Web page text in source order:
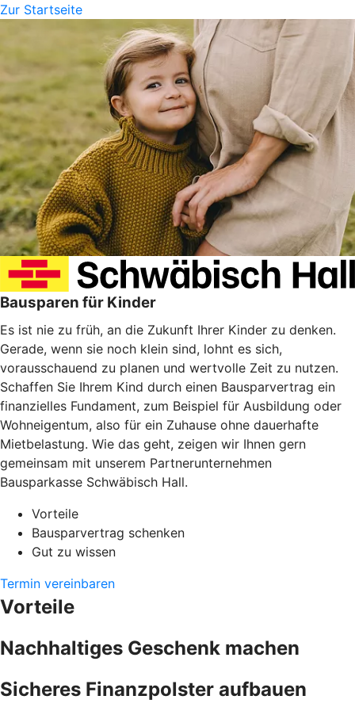
Zur Startseite
Bausparen für Kinder
Es ist nie zu früh, an die Zukunft Ihrer Kinder zu denken.
Gerade, wenn sie noch klein sind, lohnt es sich,
vorausschauend zu planen und wertvolle Zeit zu nutzen.
Schaffen Sie Ihrem Kind durch einen Bausparvertrag ein
finanzielles Fundament, zum Beispiel für Ausbildung oder
Wohneigentum, also für ein Zuhause ohne dauerhafte
Mietbelastung. Wie das geht, zeigen wir Ihnen gern
gemeinsam mit unserem Partnerunternehmen
Bausparkasse Schwäbisch Hall.
Vorteile
Bausparvertrag schenken
Gut zu wissen
Termin vereinbaren
Vorteile
Nachhaltiges Geschenk machen
Sicheres Finanzpolster aufbauen